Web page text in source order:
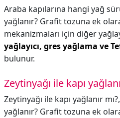
Araba kapılarına hangi yağ
yağlanır? Grafit tozuna ek
mekanizmaları için diğer
yağlayıcı, gres yağlama ve
bulunur.
Zeytinyağı ile kapı
Zeytinyağı ile kapı yağlanır mı?,
yağlanır? Grafit tozuna ek